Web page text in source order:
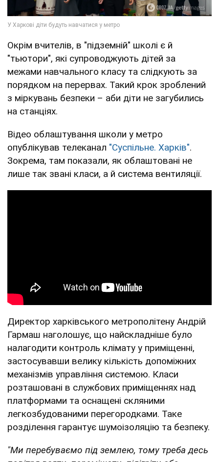
Окрім вчителів, в "підземній" школі є й
"тьютори", які супроводжують дітей за
межами навчального класу та слідкують за
порядком на перервах. Такий крок зроблений
з міркувань безпеки – аби діти не загубились
на станціях.
Відео облаштування школи у метро
опублікував телеканал "Суспільне. Харків".
Зокрема, там показали, як облаштовані не
лише так звані класи, а й система вентиляції.
Директор харківського метрополітену Андрій
Гармаш наголошує, що найскладніше було
налагодити контроль клімату у приміщенні,
застосувавши велику кількість допоміжних
механізмів управління системою. Класи
розташовані в службових приміщеннях над
платформами та оснащені скляними
легкозбудованими перегородками. Таке
розділення гарантує шумоізоляцію та безпеку.
"Ми перебуваємо під землею, тому треба десь